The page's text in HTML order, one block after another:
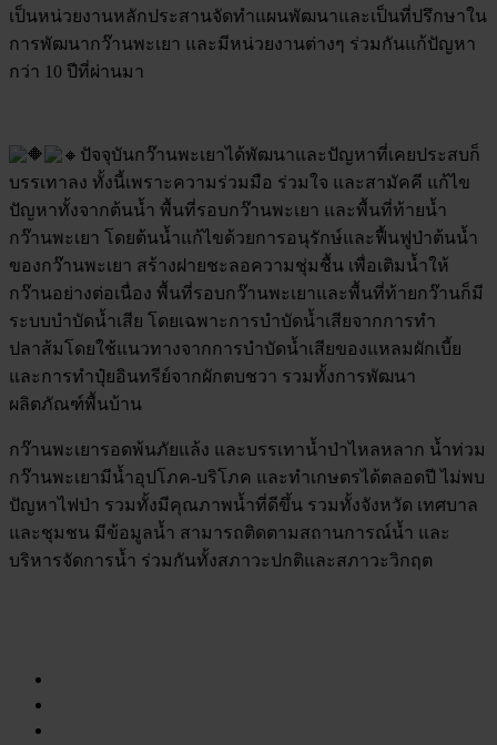
เป็นหน่วยงานหลักประสานจัดทำแผนพัฒนาและเป็นที่ปรึกษาใน
การพัฒนากว๊านพะเยา และมีหน่วยงานต่างๆ ร่วมกันแก้ปัญหา
กว่า 10 ปีที่ผ่านมา
ปัจจุบันกว๊านพะเยาได้พัฒนาและปัญหาที่เคยประสบก็
บรรเทาลง ทั้งนี้เพราะความร่วมมือ ร่วมใจ และสามัคคี แก้ไข
ปัญหาทั้งจากต้นน้ำ พื้นที่รอบกว๊านพะเยา และพื้นที่ท้ายน้ำ
กว๊านพะเยา โดยต้นน้ำแก้ไขด้วยการอนุรักษ์และฟื้นฟูป่าต้นน้ำ
ของกว๊านพะเยา สร้างฝายชะลอความชุ่มชื้น เพื่อเติมน้ำให้
กว๊านอย่างต่อเนื่อง พื้นที่รอบกว๊านพะเยาและพื้นที่ท้ายกว๊านก็มี
ระบบบำบัดน้ำเสีย โดยเฉพาะการบำบัดน้ำเสียจากการทำ
ปลาส้มโดยใช้แนวทางจากการบำบัดน้ำเสียของแหลมผักเบี้ย
และการทำปุ๋ยอินทรีย์จากผักตบชวา รวมทั้งการพัฒนา
ผลิตภัณฑ์พื้นบ้าน
กว๊านพะเยารอดพ้นภัยแล้ง และบรรเทาน้ำป่าไหลหลาก น้ำท่วม
กว๊านพะเยามีน้ำอุปโภค-บริโภค และทำเกษตรได้ตลอดปี ไม่พบ
ปัญหาไฟป่า รวมทั้งมีคุณภาพน้ำที่ดีขึ้น รวมทั้งจังหวัด เทศบาล
และชุมชน มีข้อมูลน้ำ สามารถติดตามสถานการณ์น้ำ และ
บริหารจัดการน้ำ ร่วมกันทั้งสภาวะปกติและสภาวะวิกฤต